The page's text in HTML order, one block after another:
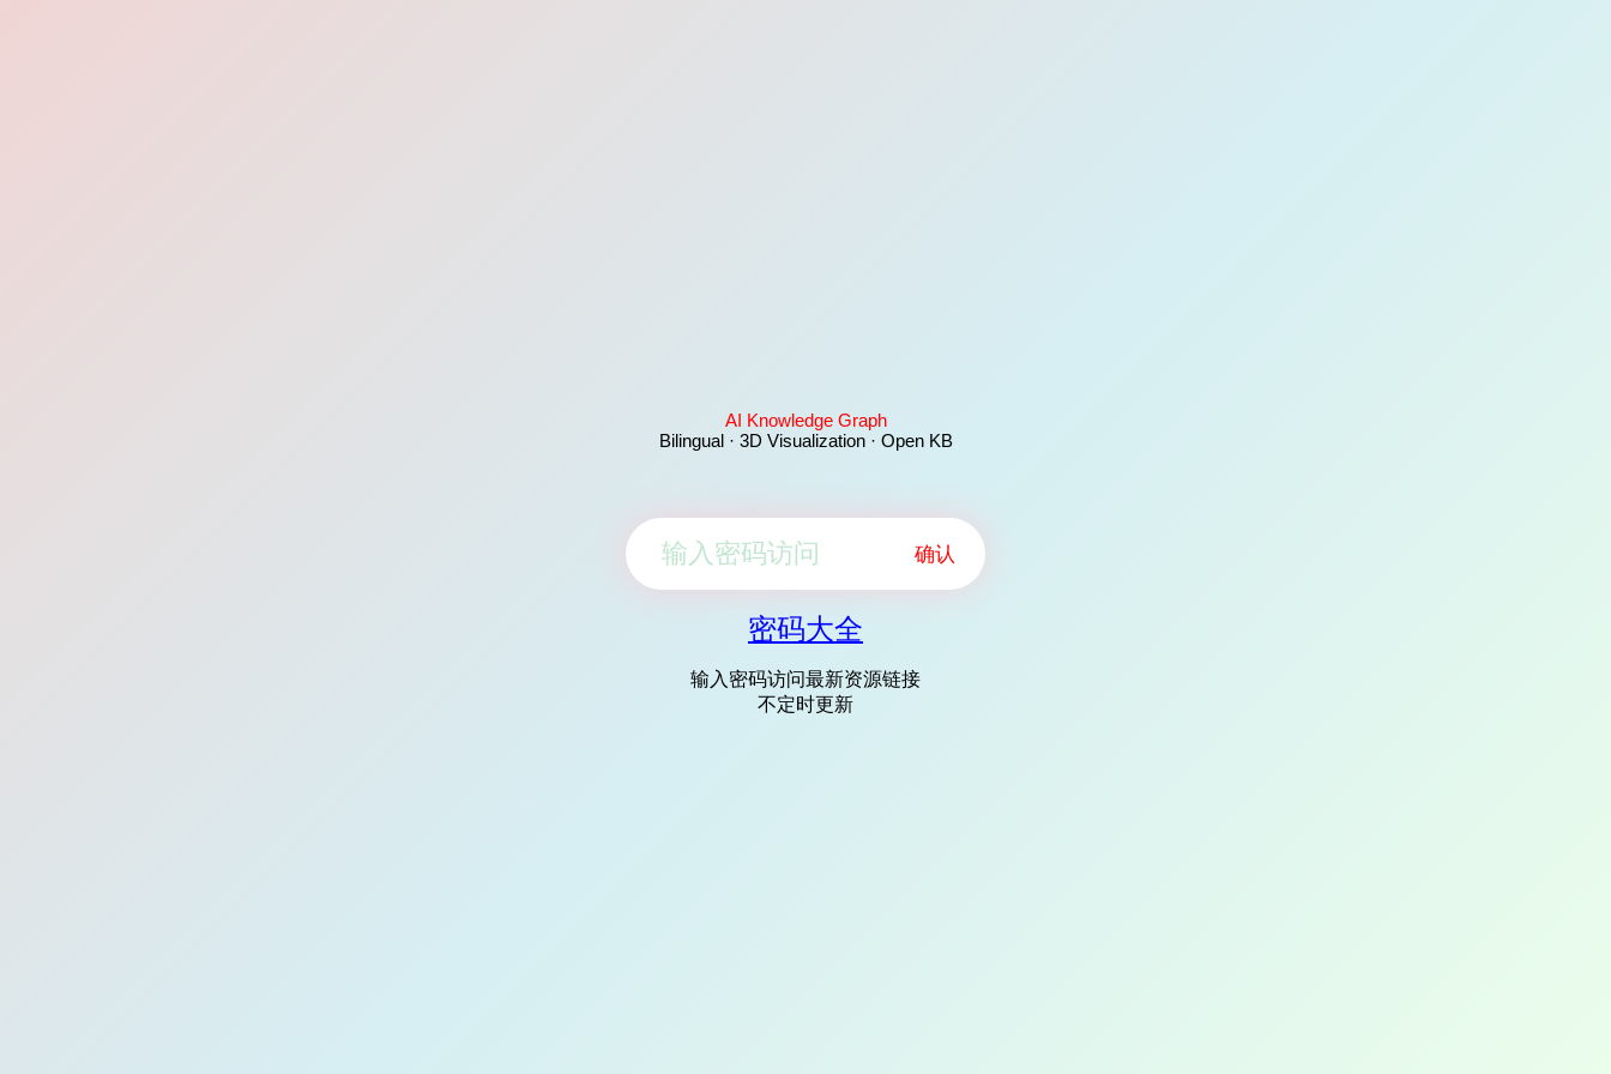
AI Knowledge Graph
Bilingual · 3D Visualization · Open KB
确认
密码大全
输入密码访问最新资源链接
不定时更新